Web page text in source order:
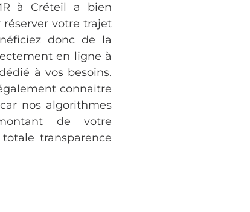
à Créteil a bien
votre trajet
donc de la
en ligne à
à vos besoins.
connaitre
nos algorithmes
de votre
transparence